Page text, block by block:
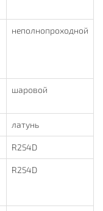
неполнопроходной
шаровой
латунь
R254D
R254D